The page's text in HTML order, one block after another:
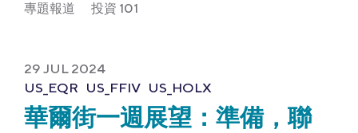
專題報道 投資 101
29 JUL 2024
US_EQR US_FFIV US_HOLX
華爾街一週展望：準備，聯